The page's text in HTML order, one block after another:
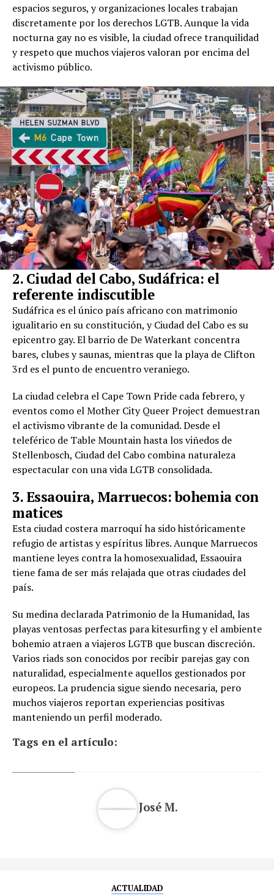
espacios seguros, y organizaciones locales trabajan
discretamente por los derechos LGTB. Aunque la vida
nocturna gay no es visible, la ciudad ofrece tranquilidad
y respeto que muchos viajeros valoran por encima del
activismo público.
2. Ciudad del Cabo, Sudáfrica: el
referente indiscutible
Sudáfrica es el único país africano con matrimonio
igualitario en su constitución, y Ciudad del Cabo es su
epicentro gay. El barrio de De Waterkant concentra
bares, clubes y saunas, mientras que la playa de Clifton
3rd es el punto de encuentro veraniego.
La ciudad celebra el Cape Town Pride cada febrero, y
eventos como el Mother City Queer Project demuestran
el activismo vibrante de la comunidad. Desde el
teleférico de Table Mountain hasta los viñedos de
Stellenbosch, Ciudad del Cabo combina naturaleza
espectacular con una vida LGTB consolidada.
3. Essaouira, Marruecos: bohemia con
matices
Esta ciudad costera marroquí ha sido históricamente
refugio de artistas y espíritus libres. Aunque Marruecos
mantiene leyes contra la homosexualidad, Essaouira
tiene fama de ser más relajada que otras ciudades del
país.
Su medina declarada Patrimonio de la Humanidad, las
playas ventosas perfectas para kitesurfing y el ambiente
bohemio atraen a viajeros LGTB que buscan discreción.
Varios riads son conocidos por recibir parejas gay con
naturalidad, especialmente aquellos gestionados por
europeos. La prudencia sigue siendo necesaria, pero
muchos viajeros reportan experiencias positivas
manteniendo un perfil moderado.
Tags en el artículo:
José M.
ACTUALIDAD